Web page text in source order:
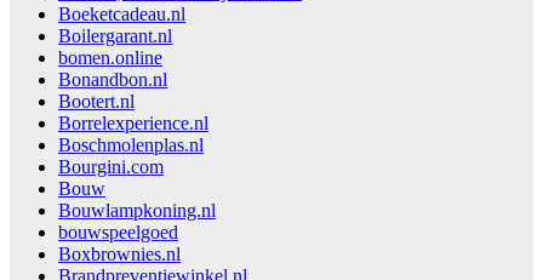
Boeketcadeau.nl
Boilergarant.nl
bomen.online
Bonandbon.nl
Bootert.nl
Borrelexperience.nl
Boschmolenplas.nl
Bourgini.com
Bouw
Bouwlampkoning.nl
bouwspeelgoed
Boxbrownies.nl
Brandpreventiewinkel.nl